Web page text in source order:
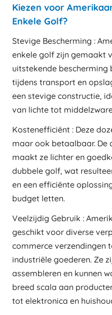
Kiezen voor
Enkele Golf?
Stevige Bescherming :
enkele golf zijn gemaakt
uitstekende
tijdens transport en
een stevige constructie,
van lichte tot
Kostenefficiënt : Deze
maar ook betaalbaar. De
maakt ze lichter en
dubbele golf, wat
en een efficiënte
budget letten.
Veelzijdig Gebruik :
geschikt voor diverse
commerce verzendingen
industriële goederen. Ze
assembleren en kunnen
breed scala aan
tot elektronica en